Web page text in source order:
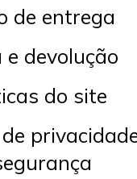
de entrega
e devolução
do site